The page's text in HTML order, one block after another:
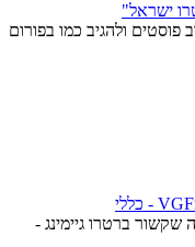
ישראל"
פוסטים ולהגיב כמו בפורום
שקשור ברטרו גיימינג -